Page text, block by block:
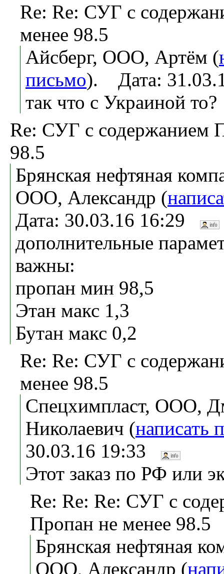
Re: Re: СУГ с
менее 98.5
Айсберг, ООО, Артём (
письмо). Дата:
так что с Украиной то?
Re: СУГ с содержанием
98.5
Брянская нефтяная
ООО, Александр (
Дата: 30.03.16 16:29
дополнительные
важны:
пропан мин 98,5
Этан макс 1,3
Бутан макс 0,2
Re: Re: СУГ с
менее 98.5
Спецхимпласт, ООО,
Николаевич (написать
30.03.16 19:33
Этот заказ по РФ или
Re: Re: Re: СУГ с
Пропан не менее 98.5
Брянская нефтяная
ООО, Александр (